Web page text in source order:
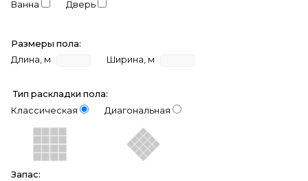
Ванна Дверь
Размеры пола:
Длина, м
Ширина, м
Тип раскладки пола:
Классическая
Диагональная
Запас: